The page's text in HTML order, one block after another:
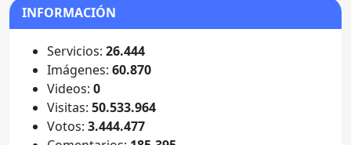
INFORMACIÓN
Servicios: 26.444
Imágenes: 60.870
Videos: 0
Visitas: 50.533.964
Votos: 3.444.477